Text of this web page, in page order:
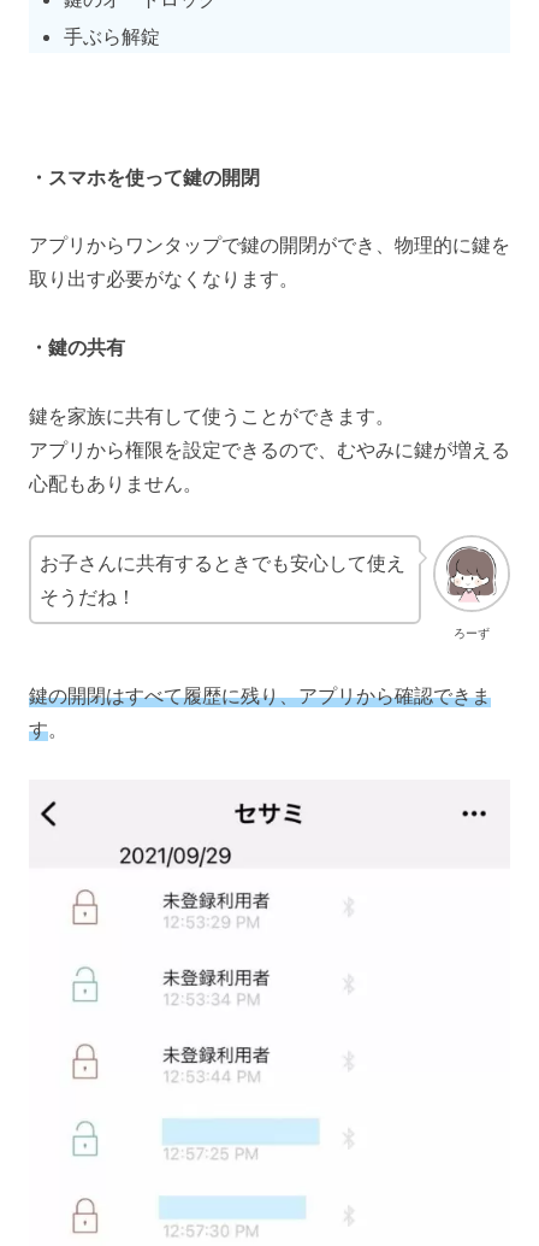
手ぶら解錠
・スマホを使って鍵の開閉
アプリからワンタップで鍵の開閉ができ、物理的に鍵を
取り出す必要がなくなります。
・鍵の共有
鍵を家族に共有して使うことができます。
アプリから権限を設定できるので、むやみに鍵が増える
心配もありません。
ろーず
お子さんに共有するときでも安心して使え
そうだね！
鍵の開閉はすべて履歴に残り、アプリから確認できま
す。